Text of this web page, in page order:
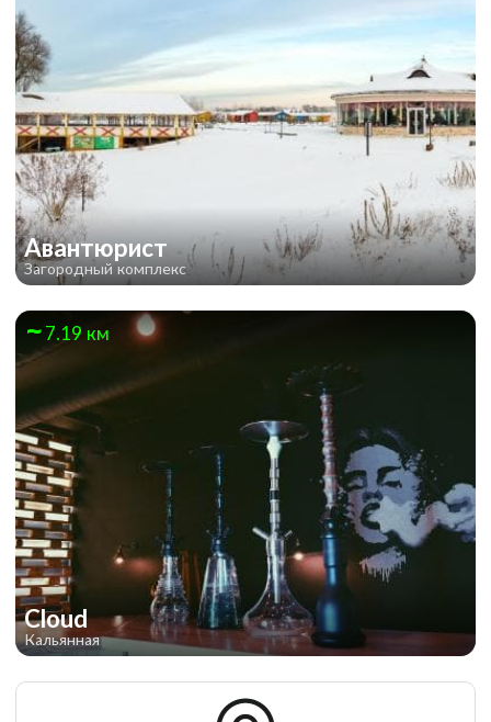
Авантюрист
Загородный комплекс
7.19 км
Cloud
Кальянная